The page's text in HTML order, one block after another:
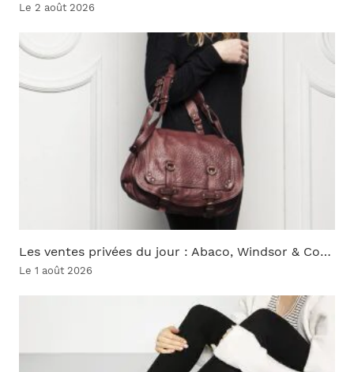
Le 2 août 2026
Les ventes privées du jour : Abaco, Windsor & Co…
Le 1 août 2026